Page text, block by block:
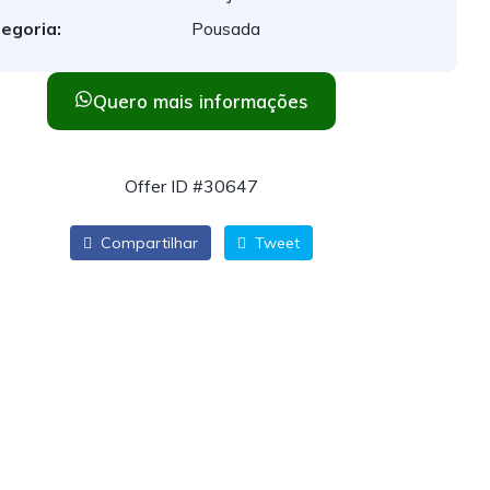
Pousada
Quero mais informações
Offer ID #30647
Compartilhar Tweet